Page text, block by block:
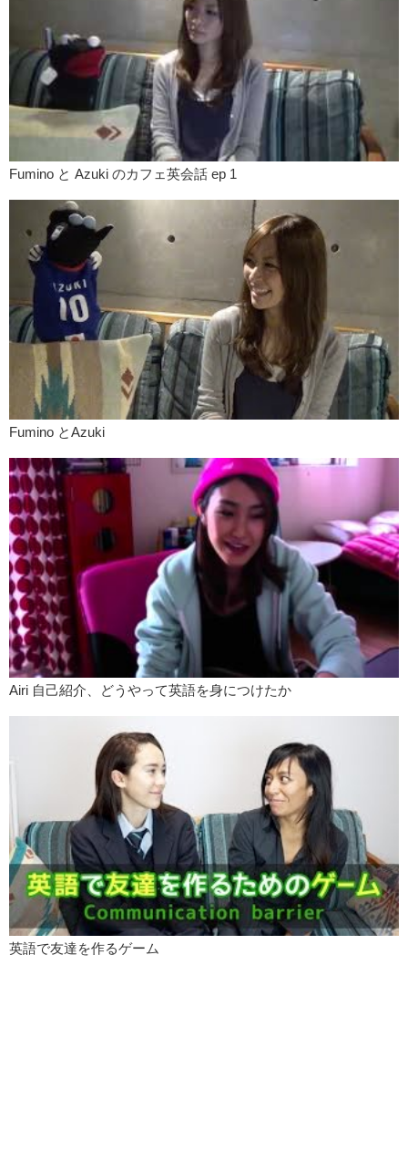
Fumino と Azuki のカフェ英会話 ep 1
Fumino とAzuki
Airi 自己紹介、どうやって英語を身につけたか
英語で友達を作るゲーム